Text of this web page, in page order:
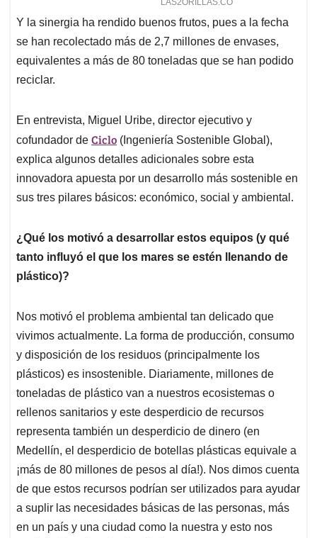
Y la sinergia ha rendido buenos frutos, pues a la fecha
se han recolectado más de 2,7 millones de envases,
equivalentes a más de 80 toneladas que se han podido
reciclar.
En entrevista, Miguel Uribe, director ejecutivo y
cofundador de Ciclo (Ingeniería Sostenible Global),
explica algunos detalles adicionales sobre esta
innovadora apuesta por un desarrollo más sostenible en
sus tres pilares básicos: económico, social y ambiental.
¿Qué los motivó a desarrollar estos equipos (y qué
tanto influyó el que los mares se estén llenando de
plástico)?
Nos motivó el problema ambiental tan delicado que
vivimos actualmente. La forma de producción, consumo
y disposición de los residuos (principalmente los
plásticos) es insostenible. Diariamente, millones de
toneladas de plástico van a nuestros ecosistemas o
rellenos sanitarios y este desperdicio de recursos
representa también un desperdicio de dinero (en
Medellín, el desperdicio de botellas plásticas equivale a
¡más de 80 millones de pesos al día!). Nos dimos cuenta
de que estos recursos podrían ser utilizados para ayudar
a suplir las necesidades básicas de las personas, más
en un país y una ciudad como la nuestra y esto nos